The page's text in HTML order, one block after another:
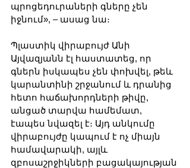
պրոցեդուրաների գները չեն
իջնում», – ասաց նա։
Պլաստիկ վիրաբույժ Անի
Այվազյանն էլ հաստատեց, որ
գներն իսկապես չեն փոխվել, թեև
կարանտինի շրջանում և դրանից
հետո հաճախորդների թիվը,
անցած տարվա համեմատ,
էապես նվազել է։ Այդ անկումը
վիրաբույժը կապում է ոչ միայն
համավարակի, այլև
զբոսաշրջիկների բացակայության